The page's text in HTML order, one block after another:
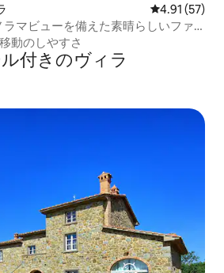
レビュー57
4.91 (57)
マビューを備えた素晴らしいファ
移動のしやすさ
付きのヴィラ